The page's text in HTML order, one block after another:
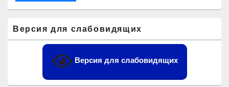
основной
боковой
Версия для слабовидящих
Версия для слабовидящих